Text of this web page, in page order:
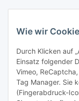
Wie wir
Durch Klicken auf
Einsatz folgender
Vimeo,
Tag Manager. Sie
(Fingerabdruck-